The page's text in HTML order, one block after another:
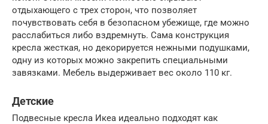
отдыхающего с трех сторон, что позволяет
почувствовать себя в безопасном убежище, где можно
расслабиться либо вздремнуть. Сама конструкция
кресла жесткая, но декорируется нежными подушками,
одну из которых можно закрепить специальными
завязками. Мебель выдерживает вес около 110 кг.
Детские
Подвесные кресла Икеа идеально подходят как